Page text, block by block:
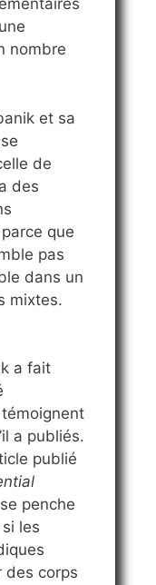
nombre
et sa
de
des
que
pas
dans un
mixtes.
a fait
a publiés.
publié
penche
les
des corps